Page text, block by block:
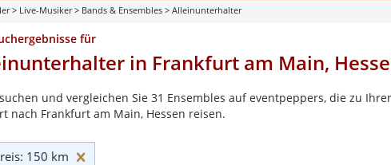
> Live-Musiker> Bands & Ensembles> Alleinunterhalter
für
in Frankfurt am Main,
und vergleichen Sie 31 Ensembles auf eventpeppers, die zu
nach Frankfurt am Main, Hessen reisen.
150 km